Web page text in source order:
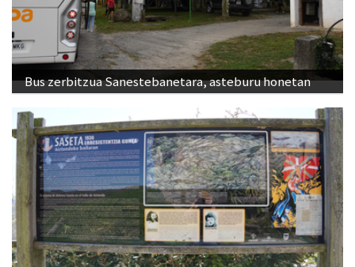
Bus zerbitzua Sanestebanetara, asteburu honetan